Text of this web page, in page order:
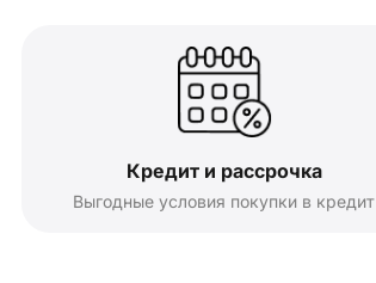
Кредит и рассрочка
Выгодные условия покупки в кредит